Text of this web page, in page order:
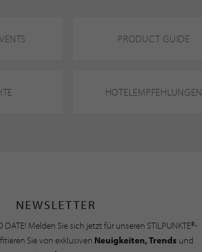
PRODUCT GUIDE
HOTELEMPFEHLUNGEN
NEWSLETTER
DATE! Melden Sie sich jetzt für unseren STILPUNKTE®-
Sie von exklusiven Neuigkeiten, Trends und